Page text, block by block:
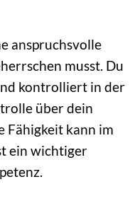
anspruchsvolle
musst. Du
kontrolliert in der
über dein
Fähigkeit kann im
ein wichtiger